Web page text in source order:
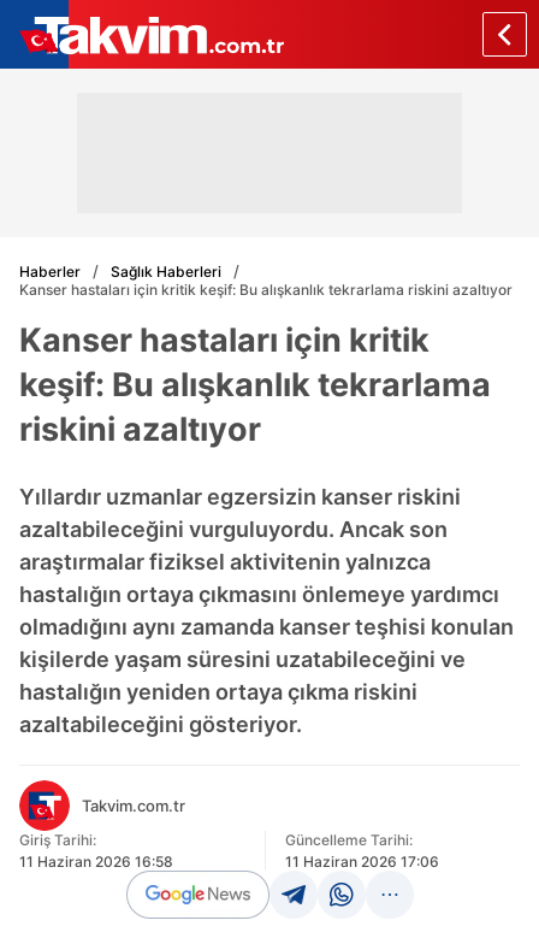
Haberler
Sağlık Haberleri
Kanser hastaları için kritik keşif: Bu alışkanlık tekrarlama riskini azaltıyor
Kanser hastaları için kritik
keşif: Bu alışkanlık tekrarlama
riskini azaltıyor
Yıllardır uzmanlar egzersizin kanser riskini
azaltabileceğini vurguluyordu. Ancak son
araştırmalar fiziksel aktivitenin yalnızca
hastalığın ortaya çıkmasını önlemeye yardımcı
olmadığını aynı zamanda kanser teşhisi konulan
kişilerde yaşam süresini uzatabileceğini ve
hastalığın yeniden ortaya çıkma riskini
azaltabileceğini gösteriyor.
Takvim.com.tr
Giriş Tarihi:
11 Haziran 2026 16:58
Güncelleme Tarihi:
11 Haziran 2026 17:06